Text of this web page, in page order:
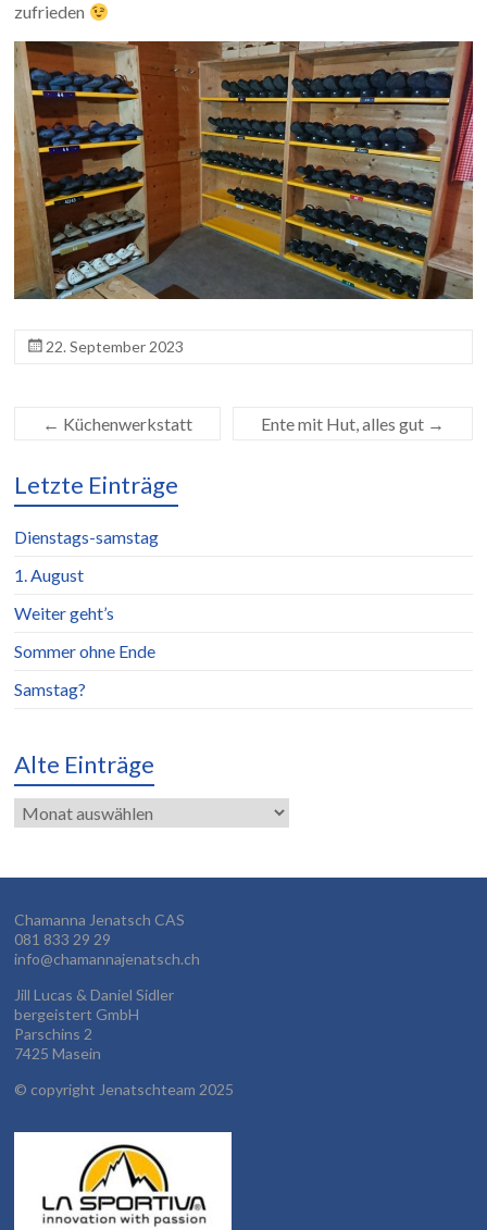
zufrieden
22. September 2023
← Küchenwerkstatt Ente mit Hut, alles gut →
Letzte Einträge
Dienstags-samstag
1. August
Weiter geht’s
Sommer ohne Ende
Samstag?
Alte Einträge
Alte
Einträge
Chamanna Jenatsch CAS
081 833 29 29
info@chamannajenatsch.ch
Jill Lucas & Daniel Sidler
bergeistert GmbH
Parschins 2
7425 Masein
© copyright Jenatschteam 2025